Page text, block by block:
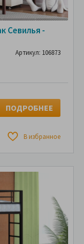
Севилья -
Артикул: 106873
В избранное
ПОДРОБНЕЕ